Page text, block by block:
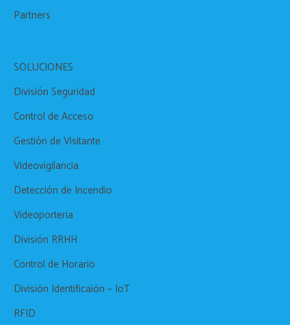
Partners
SOLUCIONES
División Seguridad
Control de Acceso
Gestión de Visitante
Videovigilancia
Detección de Incendio
Videoporteria
División RRHH
Control de Horario
División Identificaión – IoT
RFID